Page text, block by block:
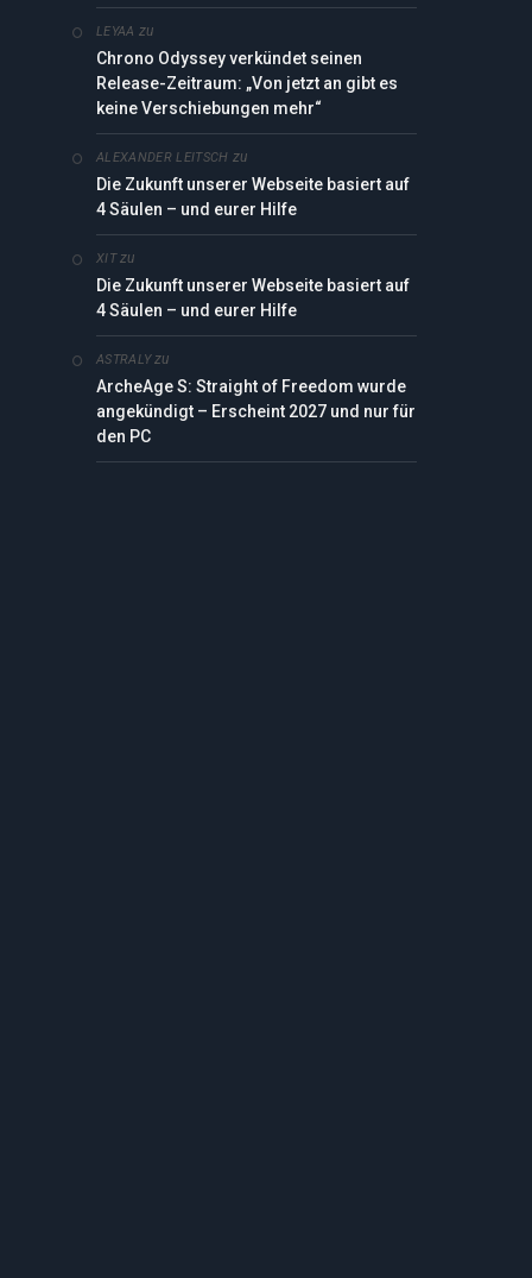
LEYAA zu
Chrono Odyssey verkündet seinen
Release-Zeitraum: „Von jetzt an gibt es
keine Verschiebungen mehr“
ALEXANDER LEITSCH zu
Die Zukunft unserer Webseite basiert auf
4 Säulen – und eurer Hilfe
XITzu
Die Zukunft unserer Webseite basiert auf
4 Säulen – und eurer Hilfe
ASTRALYzu
ArcheAge S: Straight of Freedom wurde
angekündigt – Erscheint 2027 und nur für
den PC